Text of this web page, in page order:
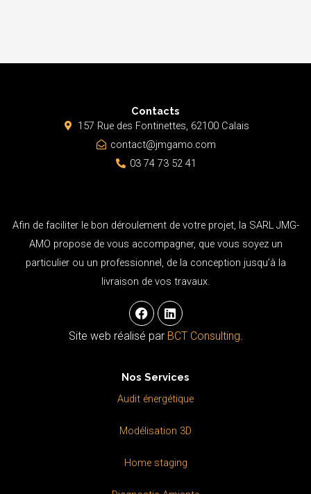
Contacts
157 Rue des Fontinettes, 62100 Calais
contact@jmgamo.com
03 74 73 52 41
Afin de faciliter le bon déroulement de votre projet, la SARL JMG-
AMO propose de vous accompagner, que vous soyez un
particulier ou un professionnel, de la conception jusqu’à la
livraison de vos travaux.
F
a
c
e
o
k
L
i
n
k
i
n
Site web réalisé par BCT Consulting.
Nos Services
Audit énergétique
Modélisation 3D
Home staging